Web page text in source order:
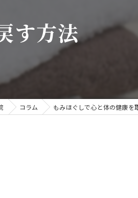
す方法
コラム もみほぐしで心と体の健康を